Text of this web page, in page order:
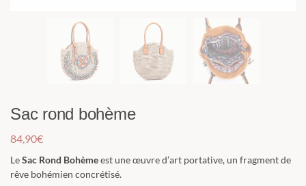
Sac rond bohème
84,90€
LeSac Rond Bohèmeest une œuvre d’art portative, un fragment de
rêve bohémien concrétisé.